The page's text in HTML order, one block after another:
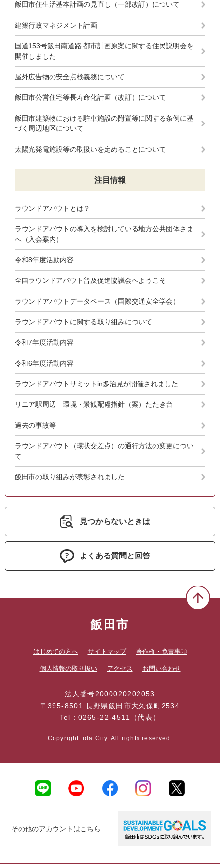
飯田市住生活基本計画の見直し（一部改訂）について
建築行政マネジメント計画
国道153号飯田南道路 都市計画原案に関する住民説明会を
開催しました
屋外広告物の安全点検義務について
飯田市公営住宅等長寿命化計画（改訂）について
飯田市建築物における駐車施設の附置等に関する条例に基
づく周辺地区について
太陽光発電施設等の取扱いを定めることについて
注目情報
ラウンドアバウトとは？
ラウンドアバウトの導入を検討している地方公共団体さま
へ（入会案内）
令和8年度活動内容
全国ラウンドアバウト普及促進協議会へようこそ
ラウンドアバウトデータベース（国際交通安全学会）
ラウンドアバウトに関する取り組みについて
令和7年度活動内容
令和6年度活動内容
ラウンドアバウトサミットin多治見が開催されました
リニア駅周辺 環境・景観配慮指針（案）たたき台
過去の事故等
ラウンドアバウト（環状交差点）の通行方法の変更につい
て
飯田市の取り組みが表彰されました
見つからないときは
よくある質問と回答
飯田市
はじめての方へ サイトマップ 著作権・免責事項
個人情報の取り扱い アクセス お問い合わせ
法人番号2000020202053
〒395-8501 長野県飯田市大久保町2534
Tel：0265-22-4511（代表）
Copyright Iida City. All rights reserved.
その他のアカウントはこちら